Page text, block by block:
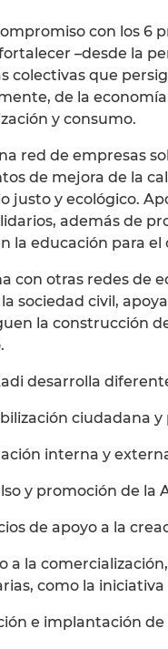
con los 6
–desde la
colectivas que
de la
y consumo.
red de empresas
de mejora de la
justo y ecológico.
además de
la educación para
con otras redes de
sociedad civil,
la construcción
desarrolla
ciudadana
interna y
y promoción de la
de apoyo a la
a la
como la
e implantación